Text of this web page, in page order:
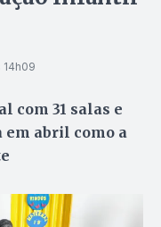
14h09
com 31 salas e
em abril como a